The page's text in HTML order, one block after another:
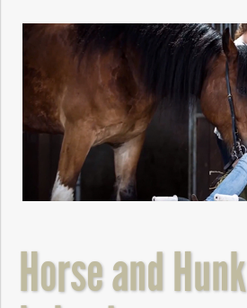
Horse and Hunk